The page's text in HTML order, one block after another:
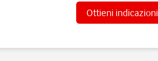
Ottieni indicazioni